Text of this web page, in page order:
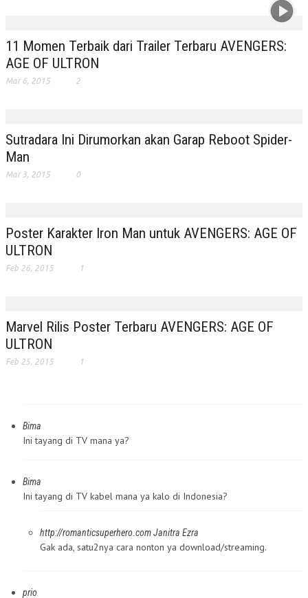
11 Momen Terbaik dari Trailer Terbaru AVENGERS:
AGE OF ULTRON
Mar 6, 2015 2
Sutradara Ini Dirumorkan akan Garap Reboot Spider-
Man
Mar 3, 2015 0
Poster Karakter Iron Man untuk AVENGERS: AGE OF
ULTRON
Feb 26, 2015 1
Marvel Rilis Poster Terbaru AVENGERS: AGE OF
ULTRON
Feb 25, 2015 1
Bima
Ini tayang di TV mana ya?
Bima
Ini tayang di TV kabel mana ya kalo di Indonesia?
http://romanticsuperhero.comJanitra Ezra
Gak ada, satu2nya cara nonton ya download/streaming.
prio